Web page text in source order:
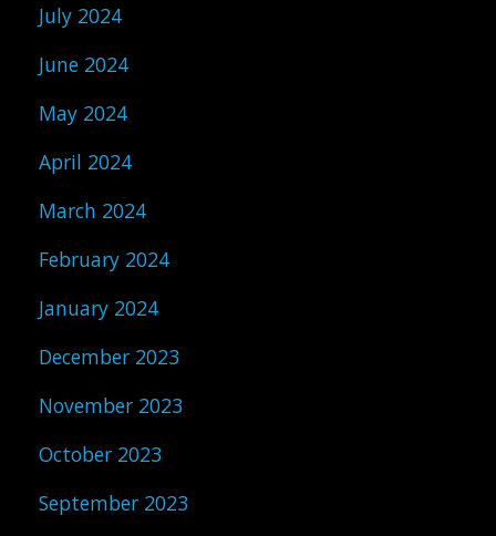
July 2024
June 2024
May 2024
April 2024
March 2024
February 2024
January 2024
December 2023
November 2023
October 2023
September 2023